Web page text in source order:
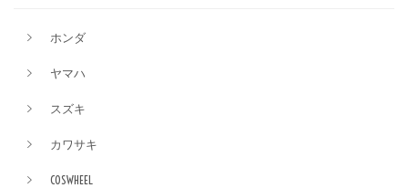
ホンダ
ヤマハ
スズキ
カワサキ
COSWHEEL